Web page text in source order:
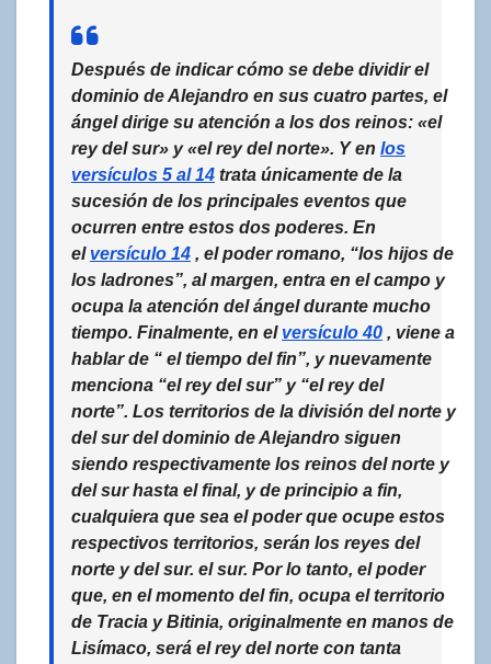
Después de indicar cómo se debe dividir el
dominio de Alejandro en sus cuatro partes, el
ángel dirige su atención a los dos reinos: «el
rey del sur» y «el rey del norte». Y en los
versículos 5 al 14 trata únicamente de la
sucesión de los principales eventos que
ocurren entre estos dos poderes. En
el versículo 14 , el poder romano, “los hijos de
los ladrones”, al margen, entra en el campo y
ocupa la atención del ángel durante mucho
tiempo. Finalmente, en el versículo 40 , viene a
hablar de “ el tiempo del fin”, y nuevamente
menciona “el rey del sur” y “el rey del
norte”. Los territorios de la división del norte y
del sur del dominio de Alejandro siguen
siendo respectivamente los reinos del norte y
del sur hasta el final, y de principio a fin,
cualquiera que sea el poder que ocupe estos
respectivos territorios, serán los reyes del
norte y del sur. el sur. Por lo tanto, el poder
que, en el momento del fin, ocupa el territorio
de Tracia y Bitinia, originalmente en manos de
Lisímaco, será el rey del norte con tanta